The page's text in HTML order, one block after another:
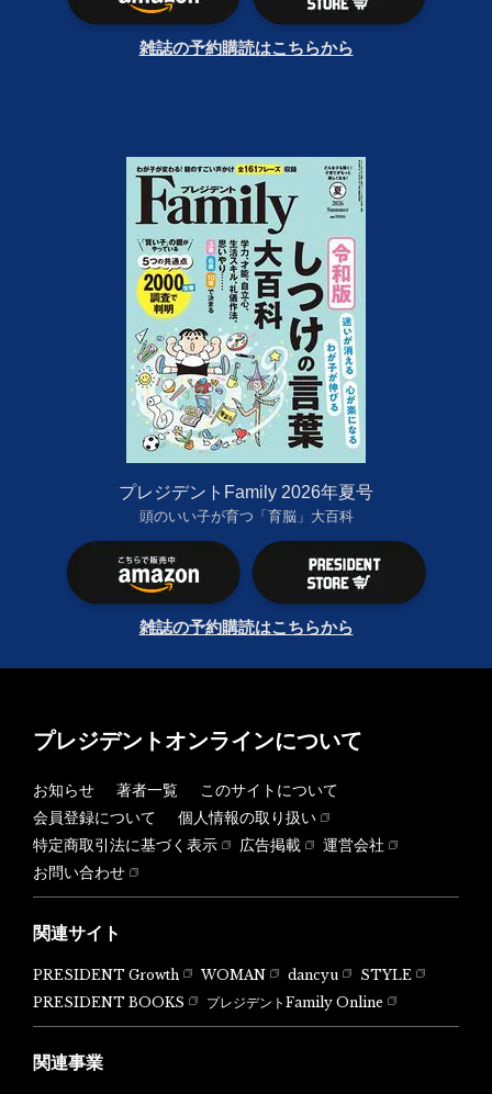
雑誌の予約購読はこちらから
プレジデントFamily 2026年夏号
頭のいい子が育つ「育脳」大百科
雑誌の予約購読はこちらから
プレジデントオンラインについて
お知らせ 著者一覧
このサイトについて
会員登録について
個人情報の取り扱い
特定商取引法に基づく表示
広告掲載
運営会社
お問い合わせ
関連サイト
PRESIDENT Growth WOMAN dancyu
STYLE
PRESIDENT BOOKS
プレジデントFamily Online
関連事業